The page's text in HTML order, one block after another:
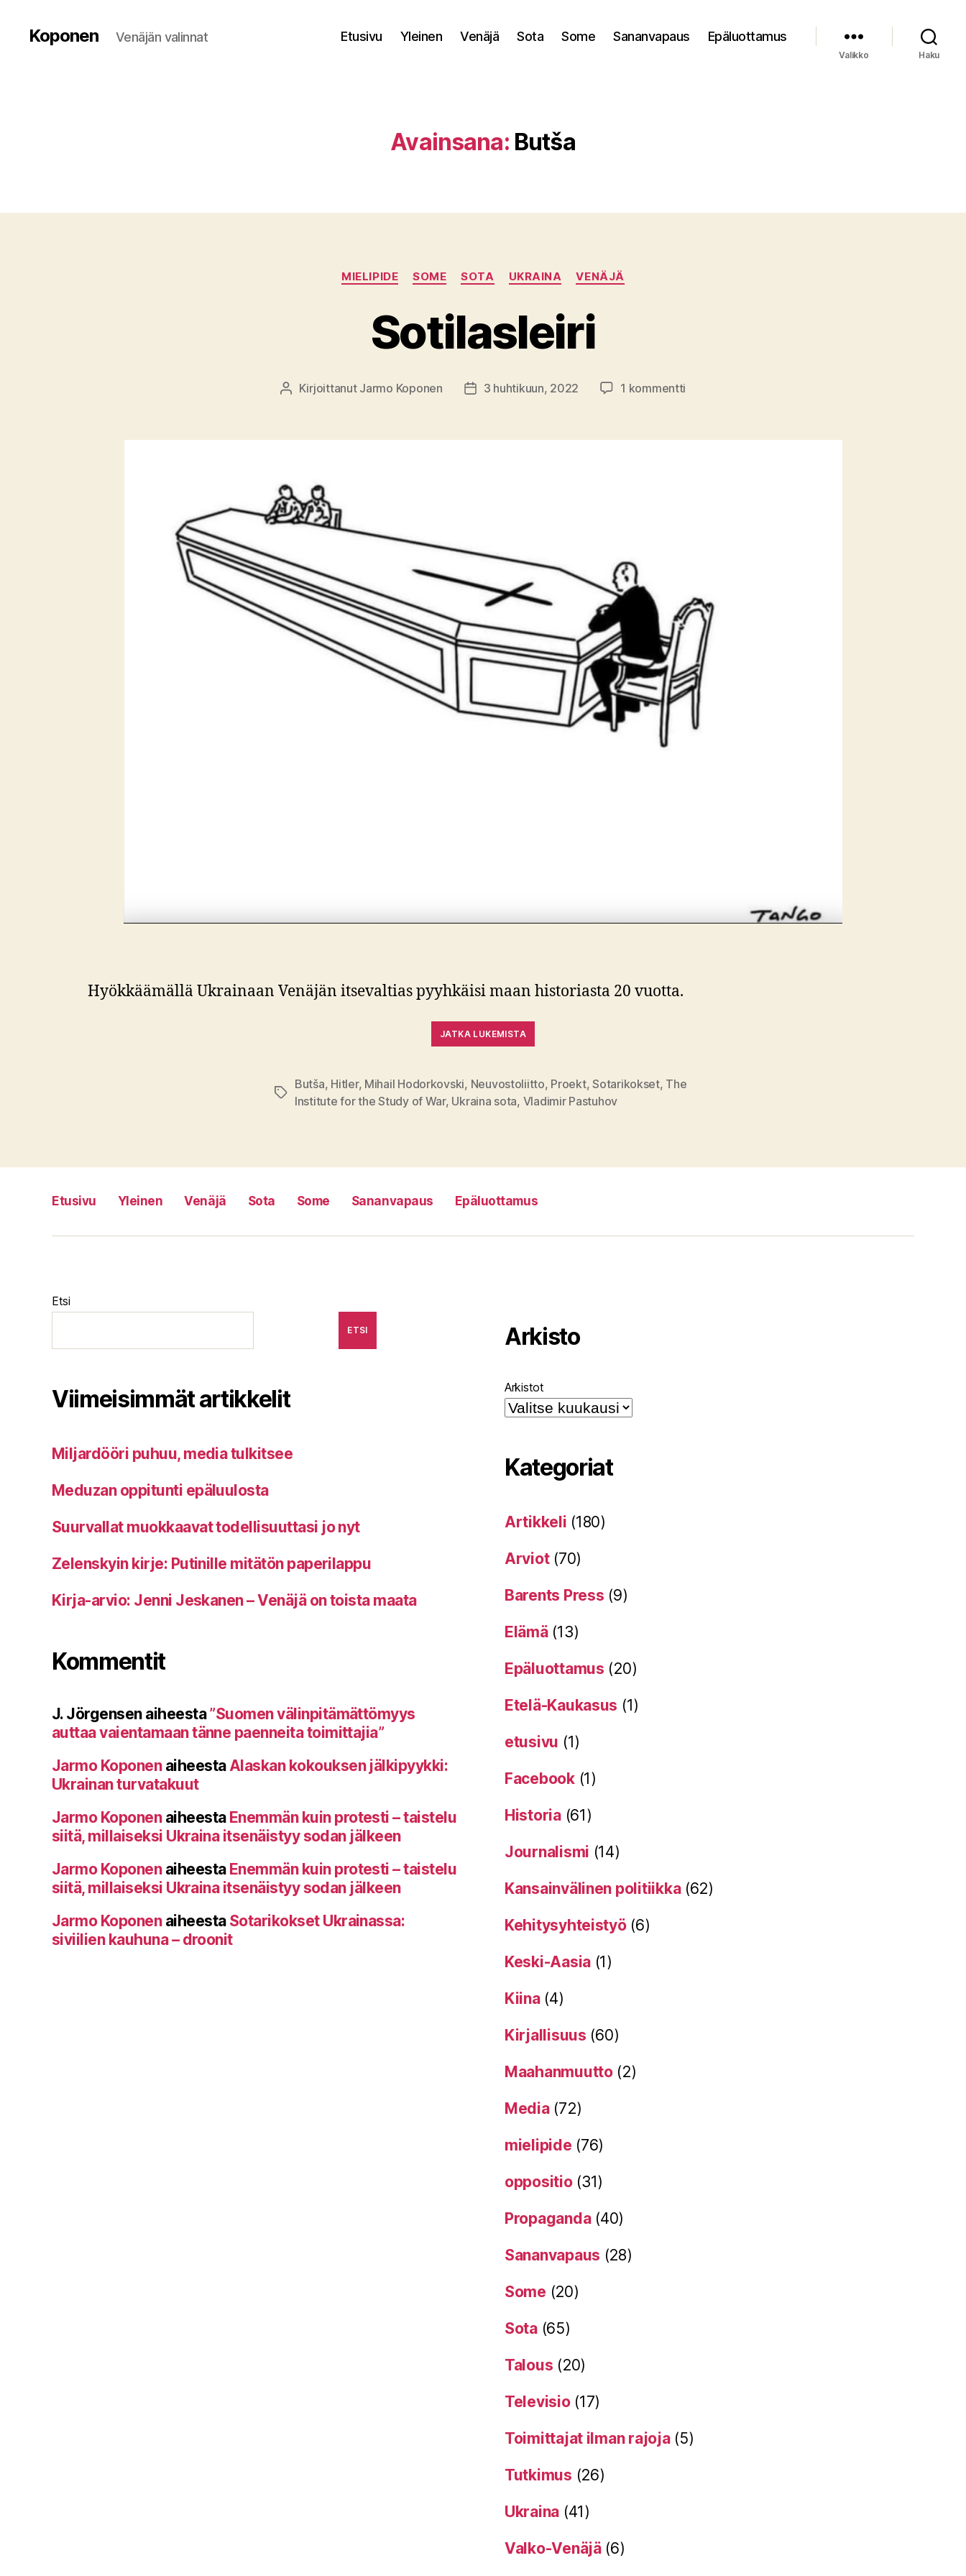
Koponen Venäjän valinnat Etusivu Yleinen Venäjä Sota Some Sananvapaus Epäluottamus
Valikko Haku
Avainsana: Butša
Kategoriat
MIELIPIDE SOME SOTA UKRAINA VENÄJÄ
Sotilasleiri
Kirjoittaja
Kirjoittanut Jarmo Koponen Julkaisupäivämäärä
3 huhtikuun, 2022 1 kommentti
Hyökkäämällä Ukrainaan Venäjän itsevaltias pyyhkäisi maan historiasta 20 vuotta.
JATKA LUKEMISTA
Avainsanat
Butša, Hitler, Mihail Hodorkovski, Neuvostoliitto, Proekt,Sotarikokset, The
Institute for the Study of War, Ukraina sota, Vladimir Pastuhov
Etusivu Yleinen Venäjä Sota Some Sananvapaus Epäluottamus
Etsi
ETSI
Viimeisimmät artikkelit
Miljardööri puhuu, media tulkitsee
Meduzan oppitunti epäluulosta
Suurvallat muokkaavat todellisuuttasi jo nyt
Zelenskyin kirje: Putinille mitätön paperilappu
Kirja-arvio: Jenni Jeskanen – Venäjä on toista maata
Kommentit
J. Jörgensenaiheesta”Suomen välinpitämättömyys
auttaa vaientamaan tänne paenneita toimittajia”
Jarmo Koponenaiheesta Alaskan kokouksen jälkipyykki:
Ukrainan turvatakuut
Jarmo Koponenaiheesta Enemmän kuin protesti – taistelu
siitä, millaiseksi Ukraina itsenäistyy sodan jälkeen
Jarmo Koponenaiheesta Enemmän kuin protesti – taistelu
siitä, millaiseksi Ukraina itsenäistyy sodan jälkeen
Jarmo Koponenaiheesta Sotarikokset Ukrainassa:
siviilien kauhuna – droonit
Arkisto
Arkistot
Kategoriat
Artikkeli (180)
Arviot(70)
Barents Press (9)
Elämä(13)
Epäluottamus (20)
Etelä-Kaukasus (1)
etusivu (1)
Facebook(1)
Historia(61)
Journalismi (14)
Kansainvälinen politiikka(62)
Kehitysyhteistyö(6)
Keski-Aasia (1)
Kiina(4)
Kirjallisuus (60)
Maahanmuutto(2)
Media(72)
mielipide (76)
oppositio(31)
Propaganda(40)
Sananvapaus (28)
Some (20)
Sota(65)
Talous (20)
Televisio(17)
Toimittajat ilman rajoja(5)
Tutkimus (26)
Ukraina (41)
Valko-Venäjä(6)